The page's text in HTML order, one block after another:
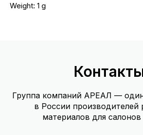
Weight: 1 g
Группа компаний АРЕАЛ —
в России производителей
материалов для